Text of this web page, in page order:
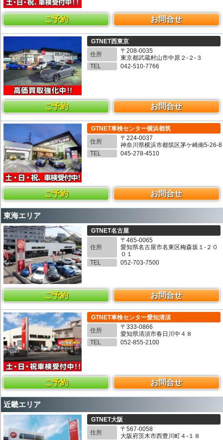
ご予約 お問合せ
GTNET西東京
住所
〒208-0035
東京都武蔵村山市中原２-２-３
TEL
042-510-7766
ご予約 お問合せ
GTNET車検センター横浜都筑
住所
〒224-0037
神奈川県横浜市都筑区茅ケ崎南5-26-8
TEL
045-278-4510
ご予約 お問合せ
東海エリア
GTNET名古屋
住所
〒465-0065
愛知県名古屋市名東区梅森坂１-２０
０１
TEL
052-703-7500
ご予約 お問合せ
GTNET車検センター愛知清須
住所
〒333-0866
愛知県清須市春日川中４８
TEL
052-855-2100
ご予約 お問合せ
近畿エリア
GTNET大阪
住所
〒567-0058
大阪府茨木市西豊川町４-１８